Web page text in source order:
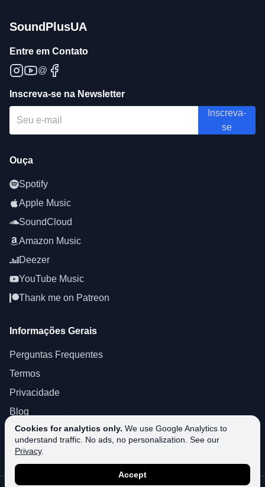
Cookies for analytics only. We use Google Analytics to
understand traffic. No ads, no personalization. See our
Privacy.
Accept
SoundPlusUA
Entre em Contato
@
Inscreva-se na Newsletter
Inscreva-
se
Ouça
Spotify
Apple Music
SoundCloud
Amazon Music
Deezer
YouTube Music
Thank me on Patreon
Informações Gerais
Perguntas Frequentes
Termos
Privacidade
Blog
About SoundPlusUA
Apoio